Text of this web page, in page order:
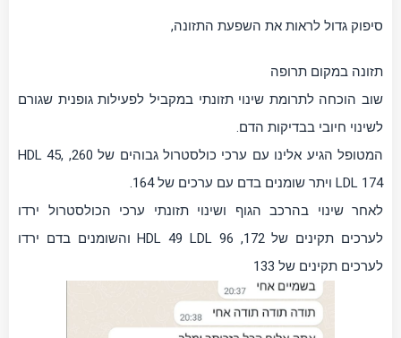
סיפוק גדול לראות את השפעת התזונה,
תזונה במקום תרופה
שוב הוכחה לתרומת שינוי תזונתי במקביל לפעילות גופנית שגורם
לשינוי חיובי בבדיקות הדם.
המטופל הגיע אלינו עם ערכי כולסטרול גבוהים של 260, HDL 45,
LDL 174 ויתר שומנים בדם עם ערכים של 164.
לאחר שינוי בהרכב הגוף ושינוי תזונתי ערכי הכולסטרול ירדו
לערכים תקינים של 172, HDL 49 LDL 96 והשומנים בדם ירדו
לערכים תקינים של 133